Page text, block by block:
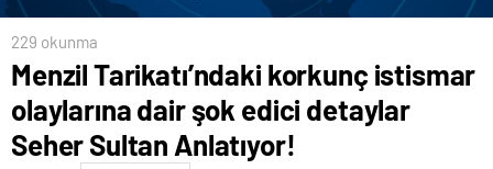
229 okunma
Menzil Tarikatı’ndaki korkunç istismar
olaylarına dair şok edici detaylar
Seher Sultan Anlatıyor!